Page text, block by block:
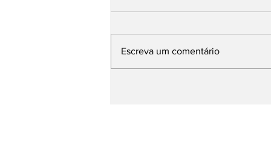
Escreva um comentário